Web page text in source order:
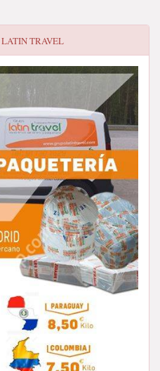
LATIN TRAVEL